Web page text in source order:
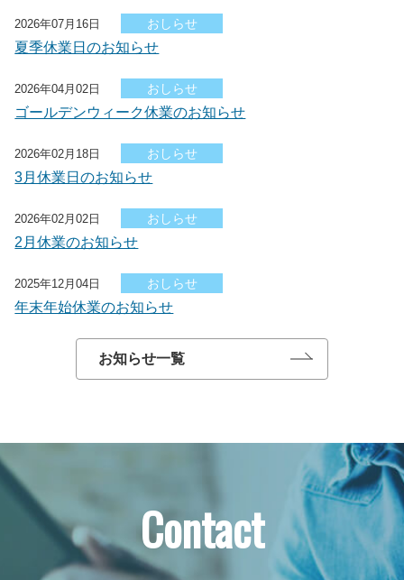
2026年07月16日 おしらせ
夏季休業日のお知らせ
2026年04月02日 おしらせ
ゴールデンウィーク休業のお知らせ
2026年02月18日 おしらせ
3月休業日のお知らせ
2026年02月02日 おしらせ
2月休業のお知らせ
2025年12月04日 おしらせ
年末年始休業のお知らせ
お知らせ一覧
Contact